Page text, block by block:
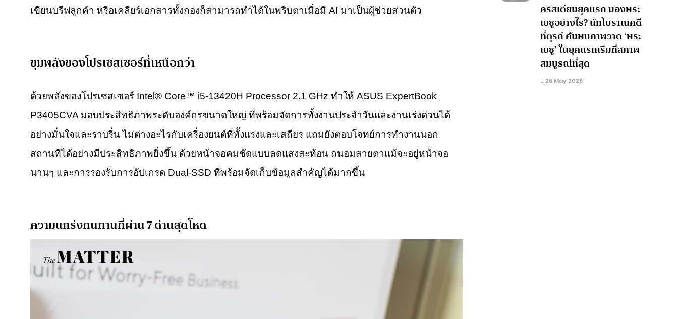
เขียนบรีฟลูกค้า หรือเคลียร์เอกสารทั้งกองก็สามารถทำได้ในพริบตาเมื่อมี AI มาเป็นผู้ช่วยส่วนตัว
ขุมพลังของโปรเซสเซอร์ที่เหนือกว่า
ด้วยพลังของโปรเซสเซอร์ Intel® Core™ i5-13420H Processor 2.1 GHz ทำให้ ASUS ExpertBook
P3405CVA มอบประสิทธิภาพระดับองค์กรขนาดใหญ่ ที่พร้อมจัดการทั้งงานประจำวันและงานเร่งด่วนได้
อย่างมั่นใจและราบรื่น ไม่ต่างอะไรกับเครื่องยนต์ที่ทั้งแรงและเสถียร แถมยังตอบโจทย์การทำงานนอก
สถานที่ได้อย่างมีประสิทธิภาพยิ่งขึ้น ด้วยหน้าจอคมชัดแบบลดแสงสะท้อน ถนอมสายตาแม้จะอยู่หน้าจอ
นานๆ และการรองรับการอัปเกรด Dual-SSD ที่พร้อมจัดเก็บข้อมูลสำคัญได้มากขึ้น
ความแกร่งทนทานที่ผ่าน 7 ด่านสุดโหด
คริสเตียนยุคแรก มองพระ
เยซูอย่างไร? นักโบราณคดี
ที่ตุรกี ค้นพบภาพวาด ‘พระ
เยซู’ ในยุคแรกเริ่มที่สภาพ
สมบูรณ์ที่สุด
26 May 2026